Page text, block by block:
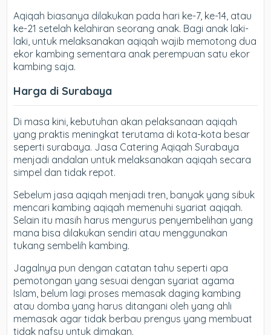
Aqiqah biasanya dilakukan pada hari ke-7, ke-14, atau
ke-21 setelah kelahiran seorang anak. Bagi anak laki-
laki, untuk melaksanakan aqiqah wajib memotong dua
ekor kambing sementara anak perempuan satu ekor
kambing saja.
Harga di Surabaya
Di masa kini, kebutuhan akan pelaksanaan aqiqah
yang praktis meningkat terutama di kota-kota besar
seperti surabaya. Jasa Catering Aqiqah Surabaya
menjadi andalan untuk melaksanakan aqiqah secara
simpel dan tidak repot.
Sebelum jasa aqiqah menjadi tren, banyak yang sibuk
mencari kambing aqiqah memenuhi syariat aqiqah.
Selain itu masih harus mengurus penyembelihan yang
mana bisa dilakukan sendiri atau menggunakan
tukang sembelih kambing.
Jagalnya pun dengan catatan tahu seperti apa
pemotongan yang sesuai dengan syariat agama
Islam, belum lagi proses memasak daging kambing
atau domba yang harus ditangani oleh yang ahli
memasak agar tidak berbau prengus yang membuat
tidak nafsu untuk dimakan.